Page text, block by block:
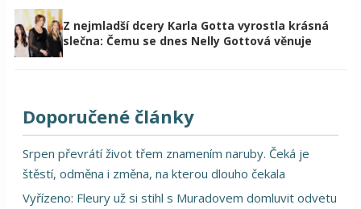
Z nejmladší dcery Karla Gotta vyrostla krásná
slečna: Čemu se dnes Nelly Gottová věnuje
Doporučené články
Srpen převrátí život třem znamením naruby. Čeká je
štěstí, odměna i změna, na kterou dlouho čekala
Vyřízeno: Fleury už si stihl s Muradovem domluvit odvetu